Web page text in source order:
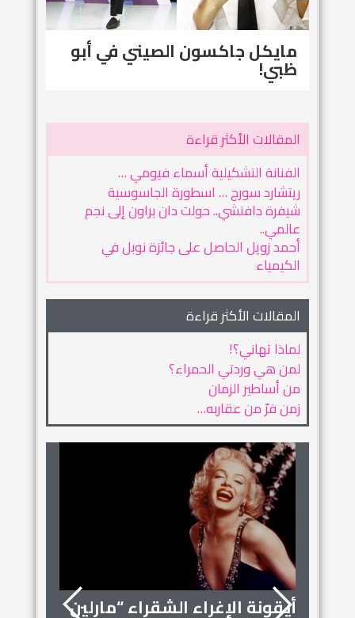
مايكل جاكسون الصيني في أبو
ظبي!
المقالات الأكثر قراءة
الفنانة التشكيلية أسماء فيومي …
ريتشارد سورج … اسطورة الجاسوسية
شيفرة دافنشي.. حولت دان براون إلى نجم
عالمي..
أحمد زويل الحاصل على جائزة نوبل في
الكيمياء
المقالات الأكثر قراءة
لماذا تهاني؟!
لمن هي وردتي الحمراء؟
من أساطير الزمان
زمن فرّ من عقاربه…
أيقونة الإغراء الشقراء “مارلين